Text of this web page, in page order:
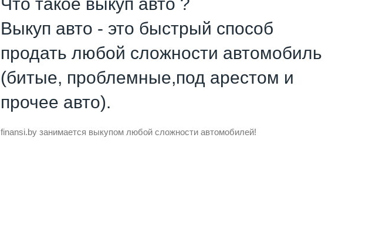
Что такое выкуп авто ?
Выкуп авто - это быстрый способ
продать любой сложности автомобиль
(битые, проблемные,под арестом и
прочее авто).
finansi.by занимается выкупом любой сложности автомобилей!